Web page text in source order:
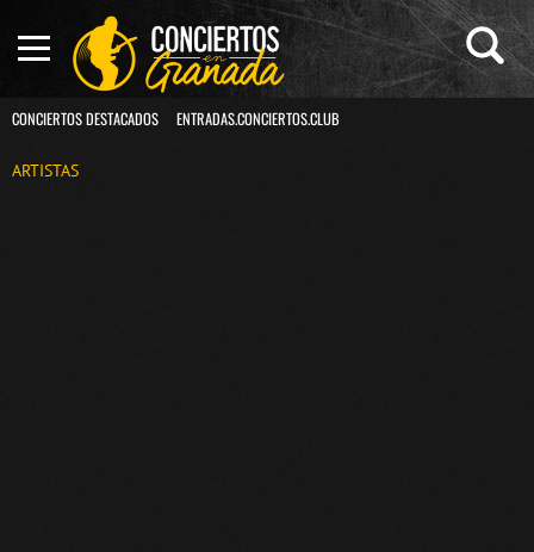
CONCIERTOS DESTACADOS ENTRADAS.CONCIERTOS.CLUB
ARTISTAS